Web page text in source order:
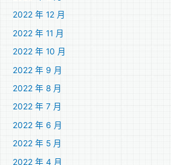
2022 年 12 月
2022 年 11 月
2022 年 10 月
2022 年 9 月
2022 年 8 月
2022 年 7 月
2022 年 6 月
2022 年 5 月
2022 年 4 月